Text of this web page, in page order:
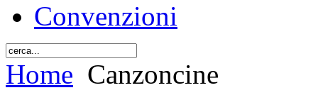
Convenzioni
Home Canzoncine